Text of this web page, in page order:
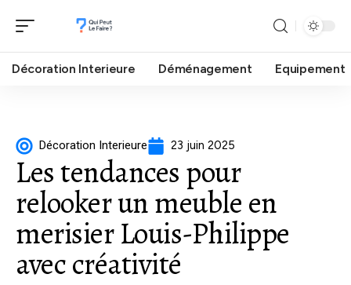
Décoration Interieure Déménagement Equipement
Décoration Interieure 23 juin 2025
Les tendances pour
relooker un meuble en
merisier Louis-Philippe
avec créativité